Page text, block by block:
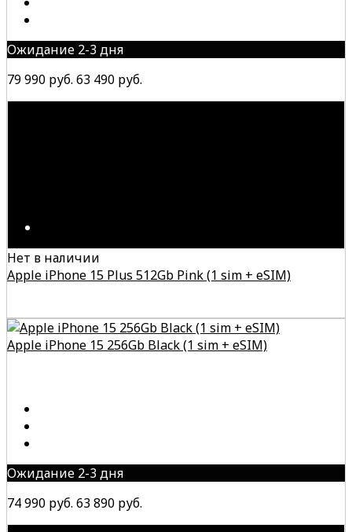
Ожидание 2-3 дня
79 990 руб. 63 490 руб.
Нет в наличии
Apple iPhone 15 Plus 512Gb Pink (1 sim + eSIM)
Apple iPhone 15 256Gb Black (1 sim + eSIM)
Ожидание 2-3 дня
74 990 руб. 63 890 руб.